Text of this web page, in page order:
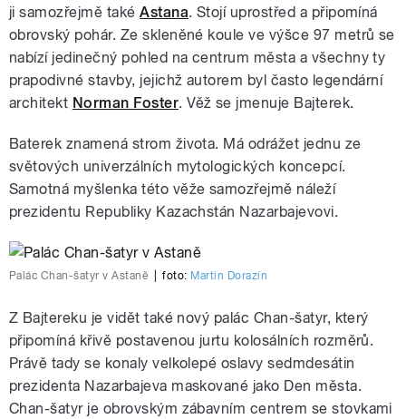
ji samozřejmě takéAstana. Stojí uprostřed a připomíná
obrovský pohár. Ze skleněné koule ve výšce 97 metrů se
nabízí jedinečný pohled na centrum města a všechny ty
prapodivné stavby, jejichž autorem byl často legendární
architekt Norman Foster. Věž se jmenuje Bajterek.
Baterek znamená strom života. Má odrážet jednu ze
světových univerzálních mytologických koncepcí.
Samotná myšlenka této věže samozřejmě náleží
prezidentu Republiky Kazachstán Nazarbajevovi.
Palác Chan-šatyr v Astaně foto: Martin Dorazín
Z Bajtereku je vidět také nový palác Chan-šatyr, který
připomíná křivě postavenou jurtu kolosálních rozměrů.
Právě tady se konaly velkolepé oslavy sedmdesátin
prezidenta Nazarbajeva maskované jako Den města.
Chan-šatyr je obrovským zábavním centrem se stovkami